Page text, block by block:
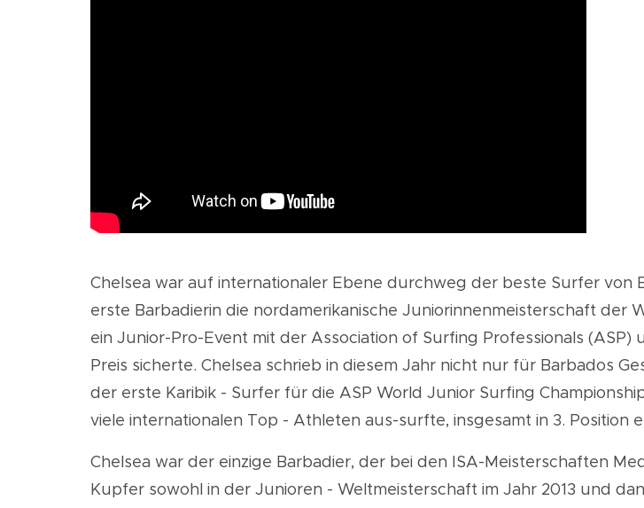
Chelsea war auf internationaler Ebene durchweg der beste Surfer von
erste Barbadierin die nordamerikanische Juniorinnenmeisterschaft der
ein Junior-Pro-Event mit der Association of Surfing Professionals
Preis sicherte. Chelsea schrieb in diesem Jahr nicht nur für Barbados
der erste Karibik - Surfer für die ASP World Junior Surfing
viele internationalen Top - Athleten aus-surfte, insgesamt in 3. Position
Chelsea war der einzige Barbadier, der bei den ISA-Meisterschaften
Kupfer sowohl in der Junioren - Weltmeisterschaft im Jahr 2013 und